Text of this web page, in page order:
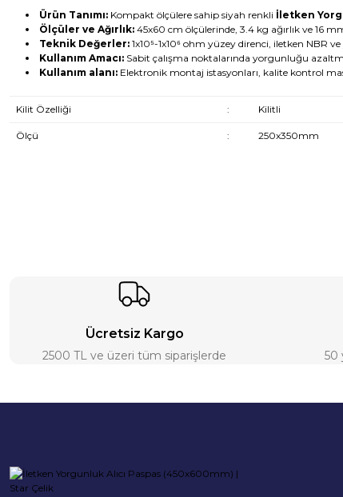
Ürün Tanımı: Kompakt ölçülere sahip siyah renkli İletken
Ölçüler ve Ağırlık: 45x60 cm ölçülerinde, 3.4 kg ağırlık ve 16
Teknik Değerler: 1x10⁵-1x10⁶ ohm yüzey direnci, iletken NBR
Kullanım Amacı: Sabit çalışma noktalarında yorgunluğu
Kullanım alanı: Elektronik montaj istasyonları, kalite kontrol
Kilit Özelliği : Kilitli
Ölçü : 250x350mm
Ücretsiz Kargo
2500 TL ve üzeri tüm siparişlerde 50